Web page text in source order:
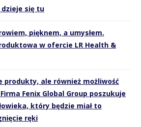
dzieje się tu
pięknem, a umysłem.
w ofercie LR Health &
produkty, ale również możliwość
Fenix Global Group poszukuje
który będzie miał to
ręki